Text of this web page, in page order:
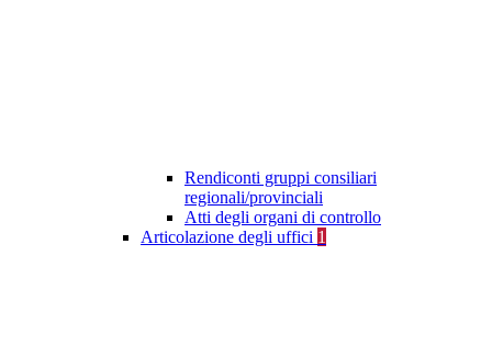
Rendiconti gruppi consiliari
regionali/provinciali
Atti degli organi di controllo
Articolazione degli uffici 1